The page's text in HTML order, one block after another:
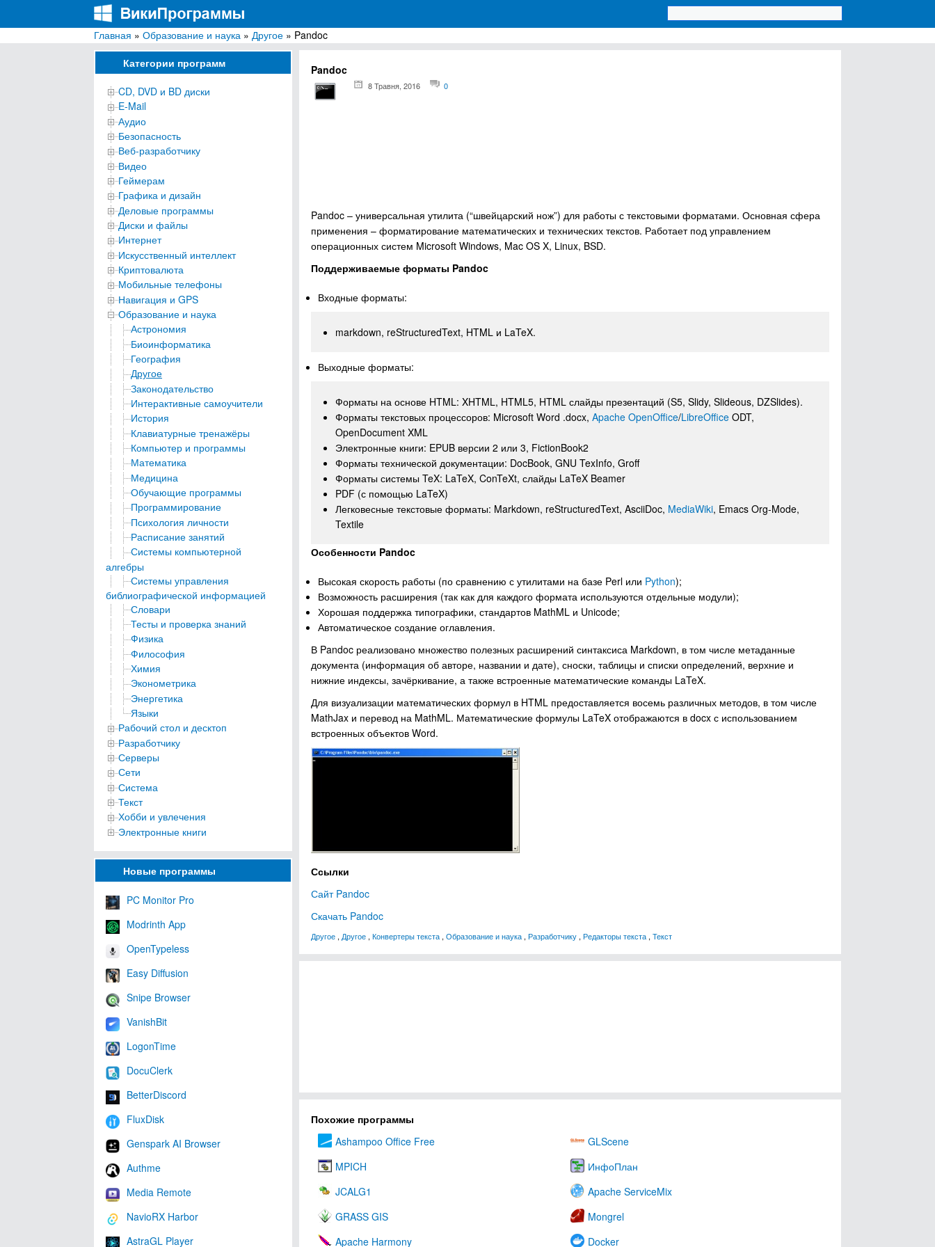
ВикиПрограммы
Энциклопедия бесплатных компьютерных программ для Windows
Главная » Образование и наука » Другое » Pandoc
Категории программ
CD, DVD и BD диски
E-Mail
Аудио
Безопасность
Веб-разработчику
Видео
Геймерам
Графика и дизайн
Деловые программы
Диски и файлы
Интернет
Искусственный интеллект
Криптовалюта
Мобильные телефоны
Навигация и GPS
Образование и наука
Астрономия
Биоинформатика
География
Другое
Законодательство
Интерактивные самоучители
История
Клавиатурные тренажёры
Компьютер и программы
Математика
Медицина
Обучающие программы
Программирование
Психология личности
Расписание занятий
Системы компьютерной
алгебры
Системы управления
библиографической информацией
Словари
Тесты и проверка знаний
Физика
Философия
Химия
Эконометрика
Энергетика
Языки
Рабочий стол и десктоп
Разработчику
Серверы
Сети
Система
Текст
Хобби и увлечения
Электронные книги
Новые программы
PC Monitor Pro
Modrinth App
OpenTypeless
Easy Diffusion
Snipe Browser
VanishBit
LogonTime
DocuClerk
BetterDiscord
FluxDisk
Genspark AI Browser
Authme
Media Remote
NavioRX Harbor
AstraGL Player
Pandoc
8 Травня, 2016 0
Pandoc – универсальная утилита (“швейцарский нож”) для работы с текстовыми форматами. Основная сфера
применения – форматирование математических и технических текстов. Работает под управлением
операционных систем Microsoft Windows, Mac OS X, Linux, BSD.
Поддерживаемые форматы Pandoc
Входные форматы:
markdown, reStructuredText, HTML и LaTeX.
Выходные форматы:
Форматы на основе HTML: XHTML, HTML5, HTML слайды презентаций (S5, Slidy, Slideous, DZSlides).
Форматы текстовых процессоров: Microsoft Word .docx, Apache OpenOffice/LibreOffice ODT,
OpenDocument XML
Электронные книги: EPUB версии 2 или 3, FictionBook2
Форматы технической документации: DocBook, GNU TexInfo, Groff
Форматы системы TeX: LaTeX, ConTeXt, слайды LaTeX Beamer
PDF (с помощью LaTeX)
Легковесные текстовые форматы: Markdown, reStructuredText, AsciiDoc, MediaWiki, Emacs Org-Mode,
Textile
Особенности Pandoc
Высокая скорость работы (по сравнению с утилитами на базе Perl или Python);
Возможность расширения (так как для каждого формата используются отдельные модули);
Хорошая поддержка типографики, стандартов MathML и Unicode;
Автоматическое создание оглавления.
В Pandoc реализовано множество полезных расширений синтаксиса Markdown, в том числе метаданные
документа (информация об авторе, названии и дате), сноски, таблицы и списки определений, верхние и
нижние индексы, зачёркивание, а также встроенные математические команды LaTeX.
Для визуализации математических формул в HTML предоставляется восемь различных методов, в том числе
MathJax и перевод на MathML. Математические формулы LaTeX отображаются в docx с использованием
встроенных объектов Word.
Ссылки
Сайт Pandoc
Скачать Pandoc
Другое , Другое , Конвертеры текста , Образование и наука , Разработчику , Редакторы текста , Текст
Похожие программы
Ashampoo Office Free
GLScene
MPICH
ИнфоПлан
JCALG1
Apache ServiceMix
GRASS GIS
Mongrel
Apache Harmony
Docker